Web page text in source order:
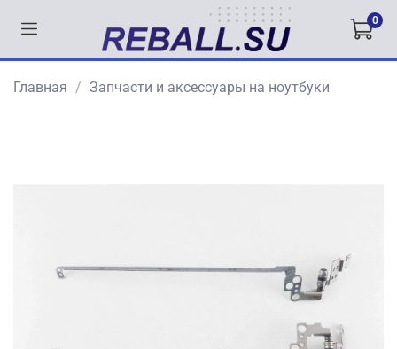
0
Главная Запчасти и аксессуары на ноутбуки